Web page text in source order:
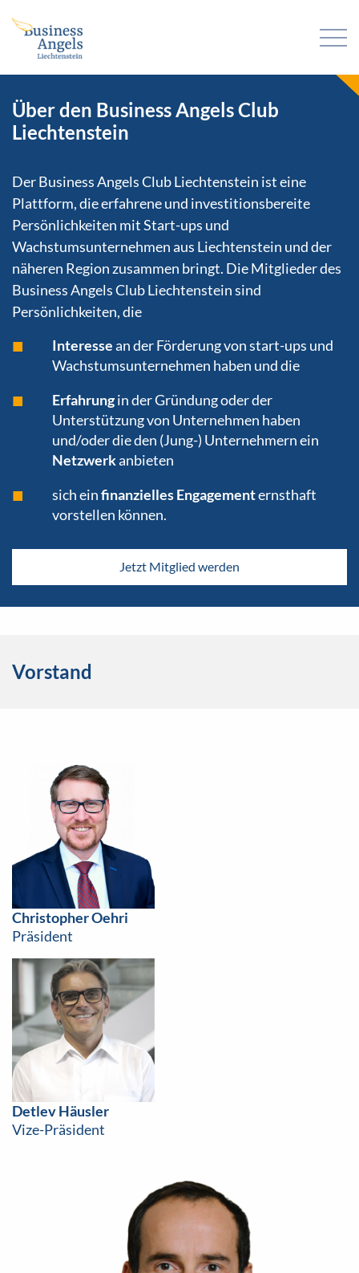
Über den Business Angels Club
Liechtenstein
Der Business Angels Club Liechtenstein ist eine
Plattform, die erfahrene und investitionsbereite
Persönlichkeiten mit Start-ups und
Wachstumsunternehmen aus Liechtenstein und der
näheren Region zusammen bringt. Die Mitglieder des
Business Angels Club Liechtenstein sind
Persönlichkeiten, die
Interessean der Förderung von start-ups und
Wachstumsunternehmen haben und die
Erfahrungin der Gründung oder der
Unterstützung von Unternehmen haben
und/oder die den (Jung-) Unternehmern ein
Netzwerkanbieten
sich einfinanzielles Engagementernsthaft
vorstellen können.
Jetzt Mitglied werden
Vorstand
Christopher Oehri
Präsident
Detlev Häusler
Vize-Präsident